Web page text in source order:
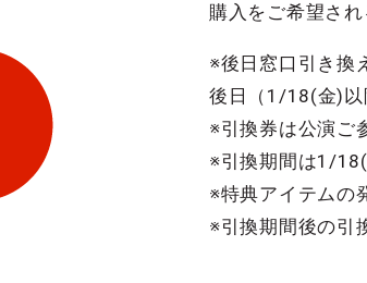
購入をご希望さ
※後日窓口引き換
後日（1/18(金)以
※引換券は公演ご
※引換期間は1/
※特典アイテムの
※引換期間後の引